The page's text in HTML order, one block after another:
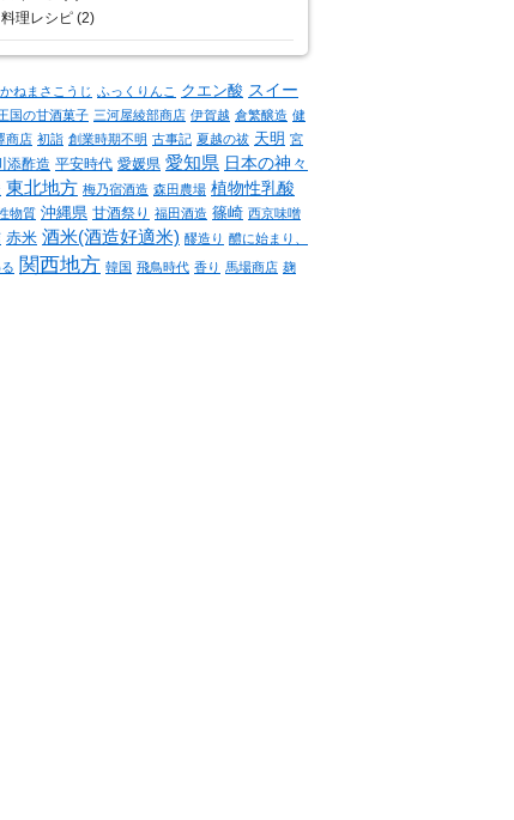
料理レシピ (2)
かねまさこうじ ふっくりんこ クエン酸 スイー
国の甘酒菓子 三河屋綾部商店 伊賀越 倉繁醸造 健
商店 初詣 創業時期不明 古事記 夏越の祓 天明 宮
添酢造 平安時代 愛媛県 愛知県 日本の神々
東北地方 梅乃宿酒造 森田農場 植物性乳酸
物質 沖縄県 甘酒祭り 福田酒造 篠崎 西京味噌
赤米 酒米(酒造好適米) 醪造り 醴に始まり、
関西地方 韓国 飛鳥時代 香り 馬場商店 麹